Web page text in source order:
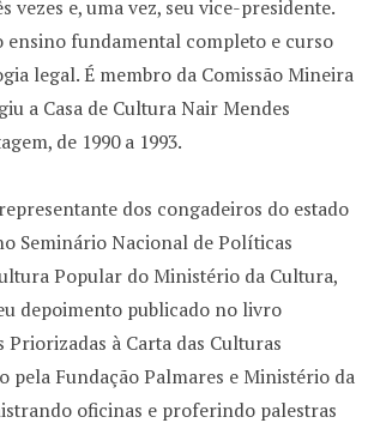
vezes e, uma vez, seu vice-presidente.
ensino fundamental completo e curso
legal. É membro da Comissão Mineira
a Casa de Cultura Nair Mendes
de 1990 a 1993.
dos congadeiros do estado
Seminário Nacional de Políticas
Popular do Ministério da Cultura,
depoimento publicado no livro
Priorizadas à Carta das Culturas
pela Fundação Palmares e Ministério da
oficinas e proferindo palestras